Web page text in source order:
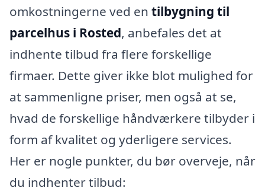
omkostningerne ved en tilbygning til
parcelhus i Rosted, anbefales det at
indhente tilbud fra flere forskellige
firmaer. Dette giver ikke blot mulighed for
at sammenligne priser, men også at se,
hvad de forskellige håndværkere tilbyder i
form af kvalitet og yderligere services.
Her er nogle punkter, du bør overveje, når
du indhenter tilbud: